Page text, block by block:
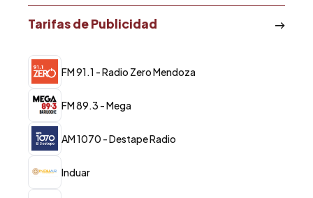
Tarifas de Publicidad
FM 91.1 - Radio Zero Mendoza
FM 89.3 - Mega
AM 1070 - Destape Radio
Induar